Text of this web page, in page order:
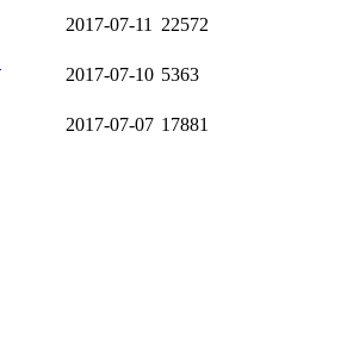
2017-07-11 22572
2017-07-10 5363
2017-07-07 17881